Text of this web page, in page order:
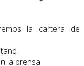
la cartera de
la prensa